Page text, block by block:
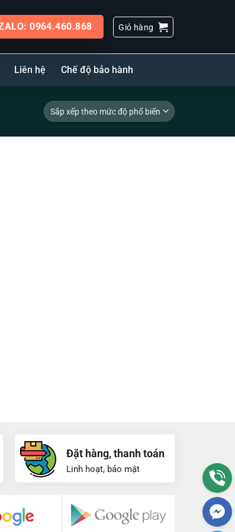
0964.460.868 Giỏ hàng
Liên hệ Chế độ bảo hành
Đặt hàng, thanh toán
Linh hoạt, bảo mật